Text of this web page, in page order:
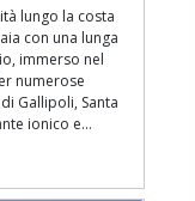
lungo la costa
con una lunga
immerso nel
numerose
Gallipoli, Santa
ionico e
Terme.
che